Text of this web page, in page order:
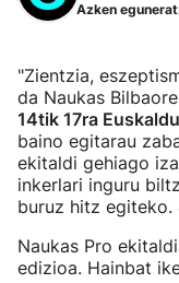
Azken
"Zientzia,
da Naukas
14tik 17ra
baino egitarau
ekitaldi gehiago
inkerlari inguru
buruz hitz egiteko.
Naukas Pro
edizioa. Hainbat